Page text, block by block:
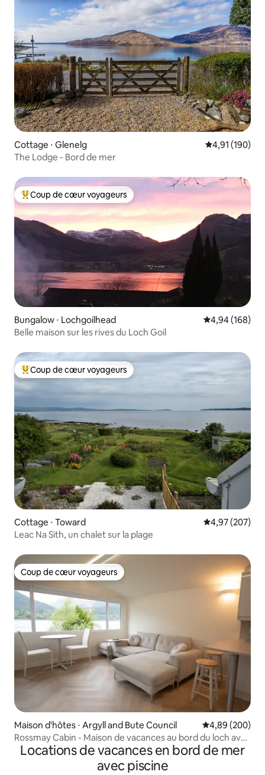
Cottage ⋅ Glenelg Évaluation
4,91 (190)
The Lodge - Bord de mer
Coups de cœur voyageurs les plus appréciés
Coup de cœur voyageurs
Bungalow ⋅ Lochgoilhead Évaluation
4,94 (168)
Belle maison sur les rives du Loch Goil
Coups de cœur voyageurs les plus appréciés
Coup de cœur voyageurs
Cottage ⋅ Toward Évaluation
4,97 (207)
Leac Na Sith, un chalet sur la plage
Coup de cœur voyageurs
Coup de cœur voyageurs
Maison d'hôtes ⋅ Argyll and Bute Council Évaluation
4,89 (200)
Rossmay Cabin - Maison de vacances au bord du loch avec
plage
Locations de vacances en bord de mer
avec piscine